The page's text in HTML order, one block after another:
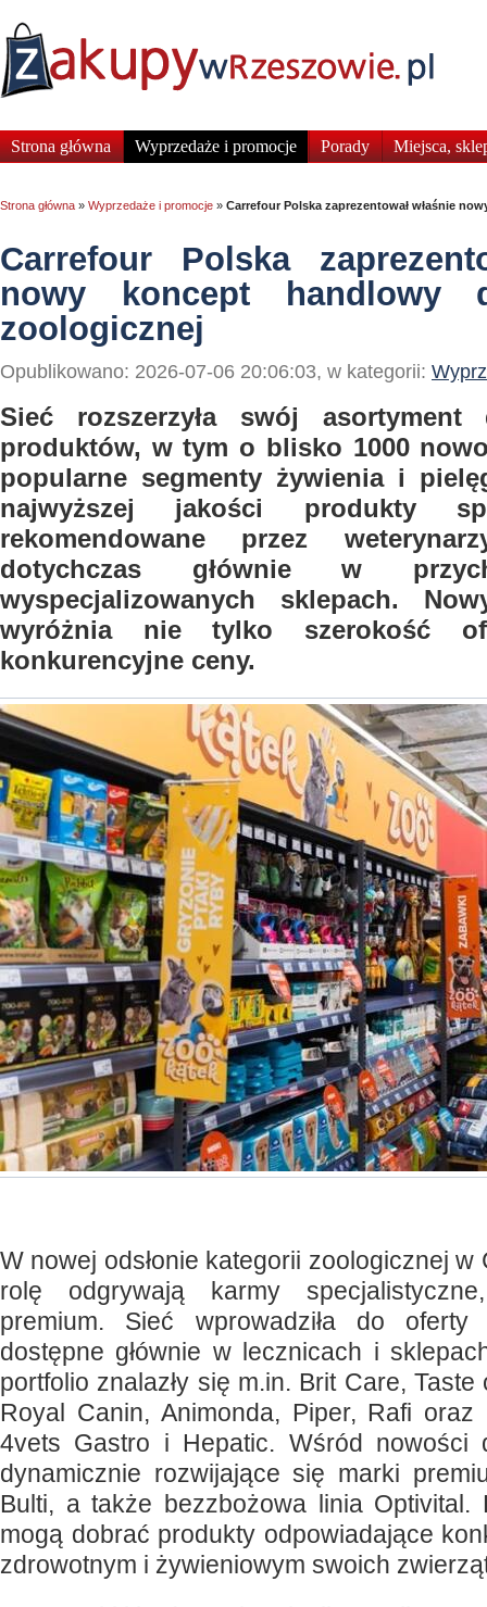
Strona główna Wyprzedaże i promocje Porady Miejsca,
Strona główna » Wyprzedaże i promocje » Carrefour Polska zaprezentował właśnie
Carrefour Polska
nowy koncept handlowy
zoologicznej
Opublikowano: 2026-07-06 20:06:03, w kategorii:
Sieć rozszerzyła swój
produktów, w tym o blisko 1000
popularne segmenty żywienia i
najwyższej jakości produkty
rekomendowane przez
dotychczas głównie w
wyspecjalizowanych sklepach.
wyróżnia nie tylko szerokość
konkurencyjne ceny.
W nowej odsłonie kategorii zoologicznej
rolę odgrywają karmy
premium. Sieć wprowadziła do oferty
dostępne głównie w lecznicach i
portfolio znalazły się m.in. Brit Care,
Royal Canin, Animonda, Piper, Rafi oraz
4vets Gastro i Hepatic. Wśród nowości
dynamicznie rozwijające się marki
Bulti, a także bezzbożowa linia Optivital.
mogą dobrać produkty odpowiadające
zdrowotnym i żywieniowym swoich